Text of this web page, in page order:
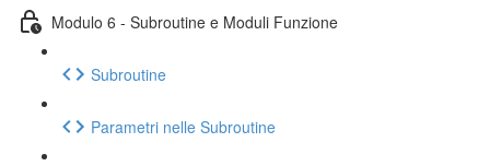
Modulo 6 - Subroutine e Moduli Funzione
Subroutine
Parametri nelle Subroutine